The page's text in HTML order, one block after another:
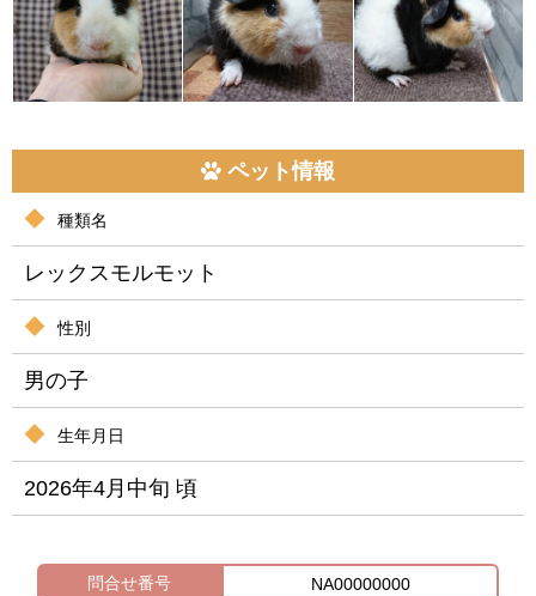
ペット情報
種類名
レックスモルモット
性別
男の子
生年月日
2026年4月中旬 頃
問合せ番号 NA00000000